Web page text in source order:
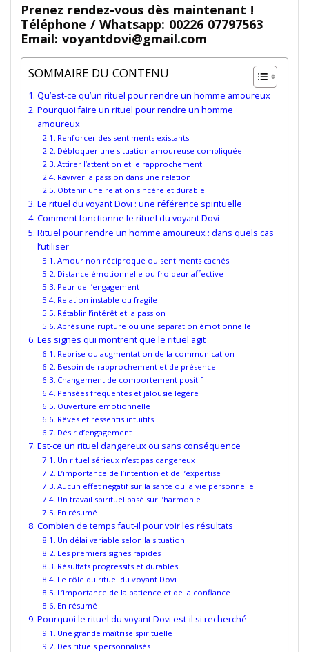
Prenez rendez-vous dès maintenant !
Téléphone / Whatsapp: 00226 07797563
Email: voyantdovi@gmail.com
SOMMAIRE DU CONTENU
Qu’est-ce qu’un rituel pour rendre un homme amoureux
Pourquoi faire un rituel pour rendre un homme
amoureux
Renforcer des sentiments existants
Débloquer une situation amoureuse compliquée
Attirer l’attention et le rapprochement
Raviver la passion dans une relation
Obtenir une relation sincère et durable
Le rituel du voyant Dovi : une référence spirituelle
Comment fonctionne le rituel du voyant Dovi
Rituel pour rendre un homme amoureux : dans quels cas
l’utiliser
Amour non réciproque ou sentiments cachés
Distance émotionnelle ou froideur affective
Peur de l’engagement
Relation instable ou fragile
Rétablir l’intérêt et la passion
Après une rupture ou une séparation émotionnelle
Les signes qui montrent que le rituel agit
Reprise ou augmentation de la communication
Besoin de rapprochement et de présence
Changement de comportement positif
Pensées fréquentes et jalousie légère
Ouverture émotionnelle
Rêves et ressentis intuitifs
Désir d’engagement
Est-ce un rituel dangereux ou sans conséquence
Un rituel sérieux n’est pas dangereux
L’importance de l’intention et de l’expertise
Aucun effet négatif sur la santé ou la vie personnelle
Un travail spirituel basé sur l’harmonie
En résumé
Combien de temps faut-il pour voir les résultats
Un délai variable selon la situation
Les premiers signes rapides
Résultats progressifs et durables
Le rôle du rituel du voyant Dovi
L’importance de la patience et de la confiance
En résumé
Pourquoi le rituel du voyant Dovi est-il si recherché
Une grande maîtrise spirituelle
Des rituels personnalisés